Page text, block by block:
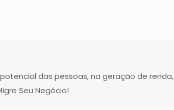
das pessoas, na geração de
Seu Negócio!